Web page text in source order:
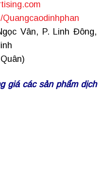
Vân, P. Linh Đông,
giá các sản phẩm dịch